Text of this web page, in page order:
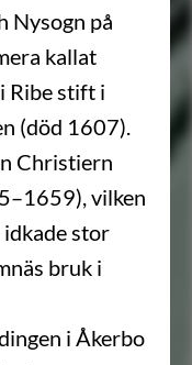
Nysogn på
kallat
Ribe stift i
(död 1607).
Christiern
vilken
stor
bruk i
i Åkerbo